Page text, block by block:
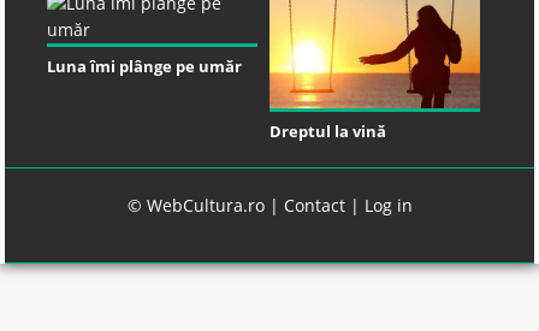
Luna îmi plânge pe umăr
Dreptul la vină
© WebCultura.ro | Contact| Log in